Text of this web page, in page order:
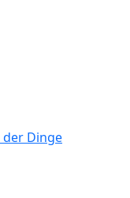
Dinge